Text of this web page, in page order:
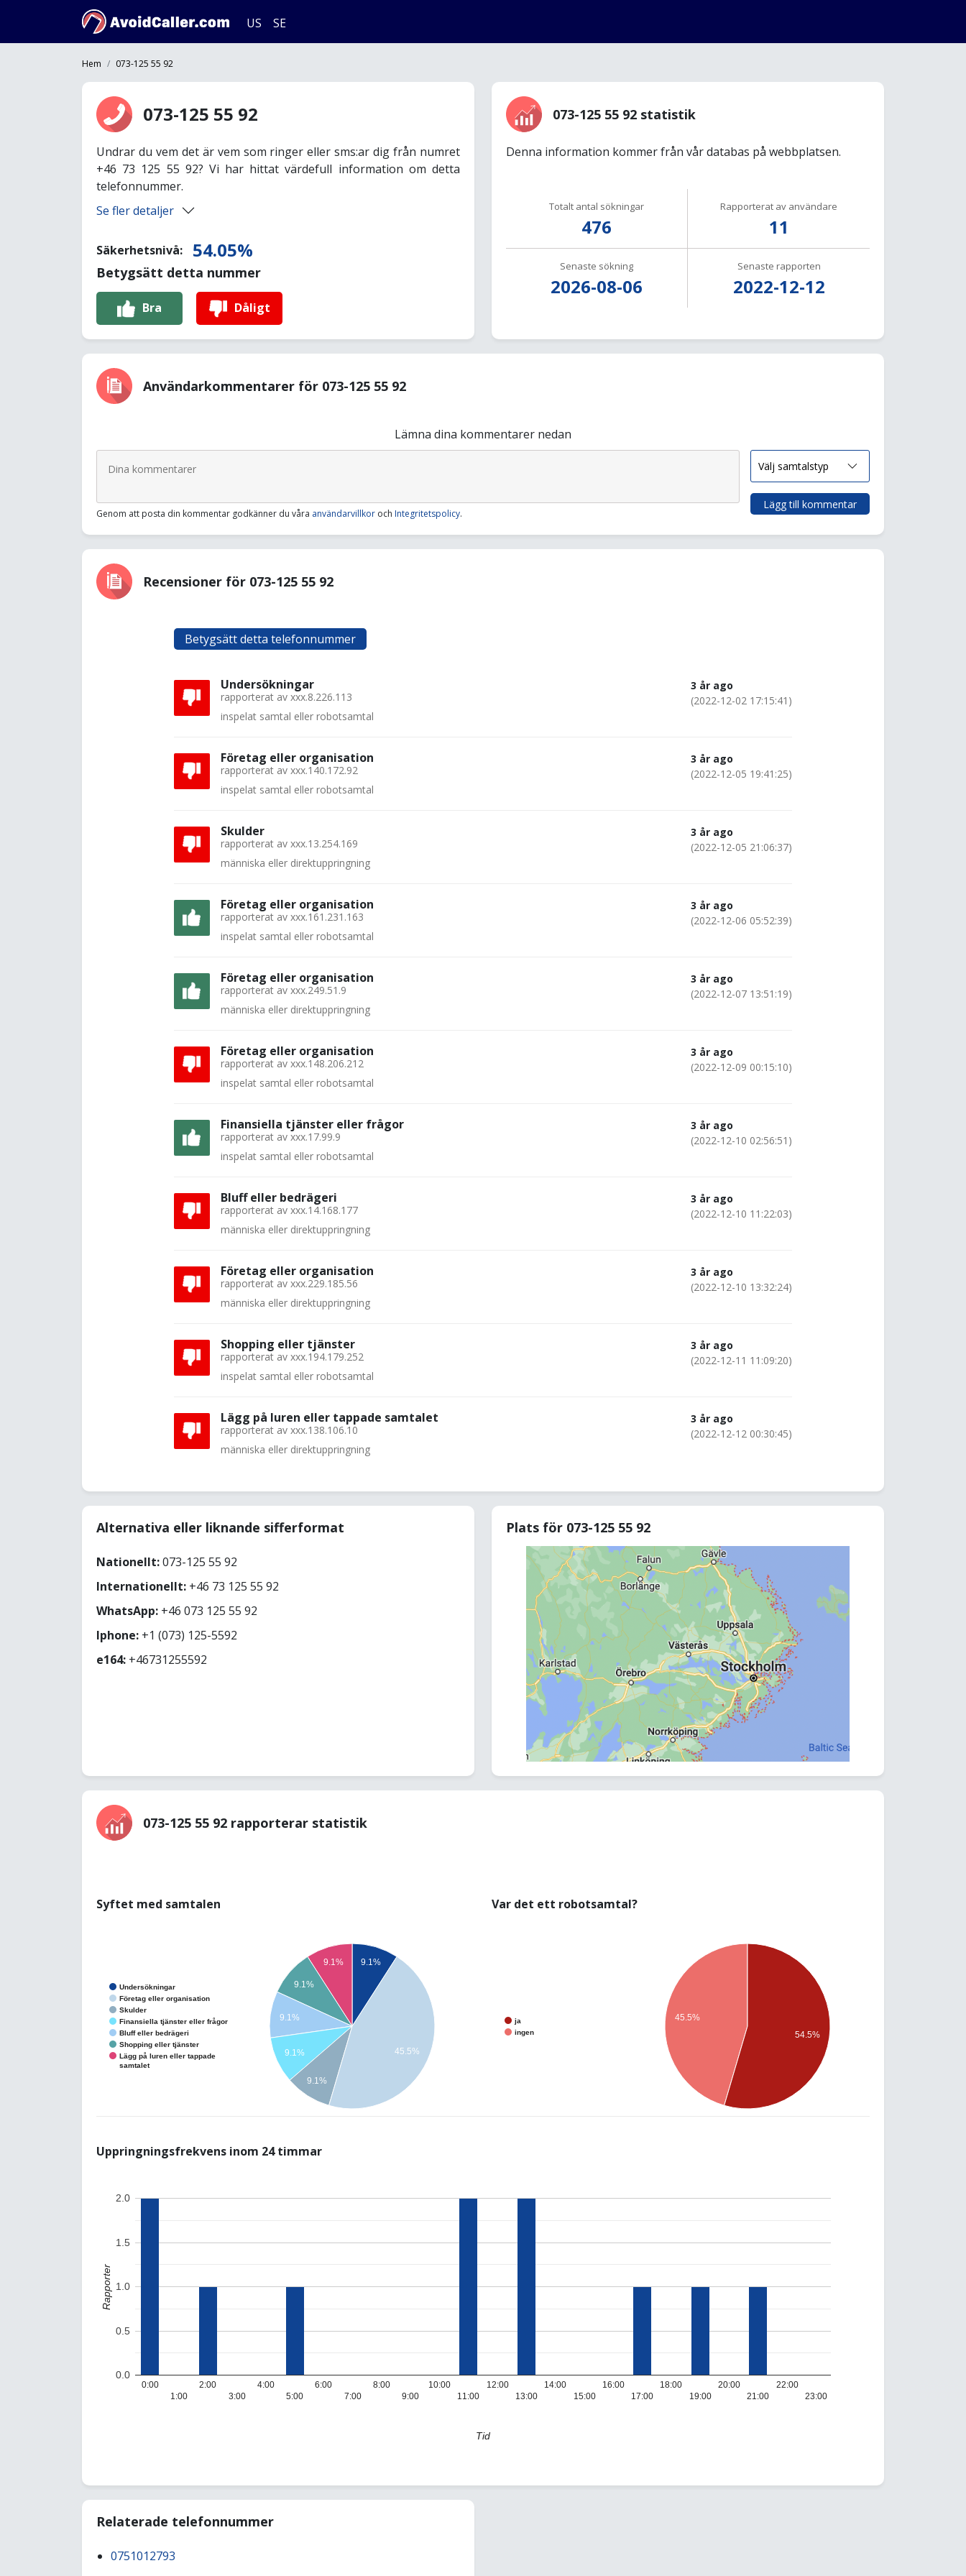
US SE
Hem 073-125 55 92
073-125 55 92
Undrar du vem det är vem som ringer eller sms:ar dig från numret
+46 73 125 55 92? Vi har hittat värdefull information om detta
telefonnummer.
Se fler detaljer
Säkerhetsnivå: 54.05%
Betygsätt detta nummer
Bra Dåligt
073-125 55 92 statistik
Denna information kommer från vår databas på webbplatsen.
Totalt antal sökningar
476
Rapporterat av användare
11
Senaste sökning
2026-08-06
Senaste rapporten
2022-12-12
Användarkommentarer för 073-125 55 92
Lämna dina kommentarer nedan
Genom att posta din kommentar godkänner du våra användarvillkor och Integritetspolicy.
Lägg till kommentar
Recensioner för 073-125 55 92
Betygsätt detta telefonnummer
Undersökningar
rapporterat av xxx.8.226.113
inspelat samtal eller robotsamtal
3 år ago
(2022-12-02 17:15:41)
Företag eller organisation
rapporterat av xxx.140.172.92
inspelat samtal eller robotsamtal
3 år ago
(2022-12-05 19:41:25)
Skulder
rapporterat av xxx.13.254.169
människa eller direktuppringning
3 år ago
(2022-12-05 21:06:37)
Företag eller organisation
rapporterat av xxx.161.231.163
inspelat samtal eller robotsamtal
3 år ago
(2022-12-06 05:52:39)
Företag eller organisation
rapporterat av xxx.249.51.9
människa eller direktuppringning
3 år ago
(2022-12-07 13:51:19)
Företag eller organisation
rapporterat av xxx.148.206.212
inspelat samtal eller robotsamtal
3 år ago
(2022-12-09 00:15:10)
Finansiella tjänster eller frågor
rapporterat av xxx.17.99.9
inspelat samtal eller robotsamtal
3 år ago
(2022-12-10 02:56:51)
Bluff eller bedrägeri
rapporterat av xxx.14.168.177
människa eller direktuppringning
3 år ago
(2022-12-10 11:22:03)
Företag eller organisation
rapporterat av xxx.229.185.56
människa eller direktuppringning
3 år ago
(2022-12-10 13:32:24)
Shopping eller tjänster
rapporterat av xxx.194.179.252
inspelat samtal eller robotsamtal
3 år ago
(2022-12-11 11:09:20)
Lägg på luren eller tappade samtalet
rapporterat av xxx.138.106.10
människa eller direktuppringning
3 år ago
(2022-12-12 00:30:45)
Alternativa eller liknande sifferformat
Nationellt:073-125 55 92
Internationellt: +46 73 125 55 92
WhatsApp: +46 073 125 55 92
Iphone: +1 (073) 125-5592
e164: +46731255592
Plats för 073-125 55 92
073-125 55 92 rapporterar statistik
Syftet med samtalen
Undersökningar
Företag eller organisation
Skulder
Finansiella tjänster eller frågor
Bluff eller bedrägeri
Shopping eller tjänster
Lägg på luren eller tappade
samtalet
9.1%
9.1%
9.1%
9.1%
9.1%
9.1%
45.5%
Var det ett robotsamtal?
ja
ingen
45.5%
54.5%
Uppringningsfrekvens inom 24 timmar
0:00
1:00
2:00
3:00
4:00
5:00
6:00
7:00
8:00
9:00
10:00
11:00
12:00
13:00
14:00
15:00
16:00
17:00
18:00
19:00
20:00
21:00
22:00
23:00
0.0
0.5
1.0
1.5
2.0
Tid
Rapporter
Relaterade telefonnummer
0751012793